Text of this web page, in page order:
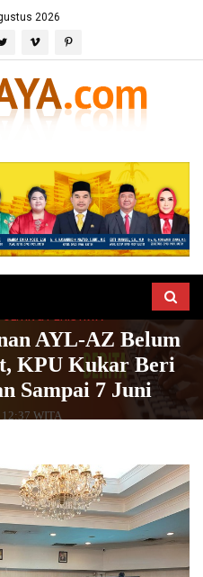
2026
AYL-AZ Belum
KPU Kukar Beri
Sampai 7 Juni
WITA